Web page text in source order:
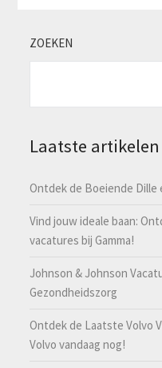
ZOEKEN
Laatste artikelen
Ontdek de Boeiende Dille
Vind jouw ideale baan:
vacatures bij Gamma!
Johnson & Johnson
Gezondheidszorg
Ontdek de Laatste Volvo
Volvo vandaag nog!